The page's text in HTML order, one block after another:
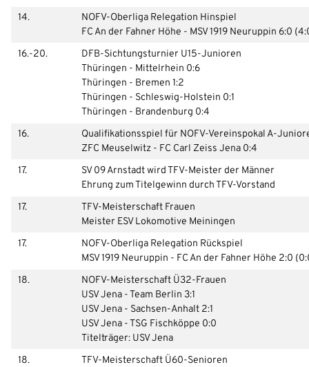
14.
NOFV-Oberliga Relegation Hinspiel
FC An der Fahner Höhe - MSV 1919 Neuruppin 6:0
16.-20.
DFB-Sichtungsturnier U15-Junioren
Thüringen - Mittelrhein 0:6
Thüringen - Bremen 1:2
Thüringen - Schleswig-Holstein 0:1
Thüringen - Brandenburg 0:4
16.
Qualifikationsspiel für NOFV-Vereinspokal A-
ZFC Meuselwitz - FC Carl Zeiss Jena 0:4
17.
SV 09 Arnstadt wird TFV-Meister der Männer
Ehrung zum Titelgewinn durch TFV-Vorstand
17.
TFV-Meisterschaft Frauen
Meister ESV Lokomotive Meiningen
17.
NOFV-Oberliga Relegation Rückspiel
MSV 1919 Neuruppin - FC An der Fahner Höhe 2:0
18.
NOFV-Meisterschaft Ü32-Frauen
USV Jena - Team Berlin 3:1
USV Jena - Sachsen-Anhalt 2:1
USV Jena - TSG Fischköppe 0:0
Titelträger: USV Jena
18.
TFV-Meisterschaft Ü60-Senioren
WEBSITE DURCHSUCHEN
IHRE LESEZEICHEN
Aktuelle Seite als Lesezeichen speichern
IHR LOGIN
Benutzeranmeldung
Bitte geben Sie Ihren Benutzernamen und Ihr Passwort ein, um
sich an der Website anzumelden.
Anmelden
Benutzername: